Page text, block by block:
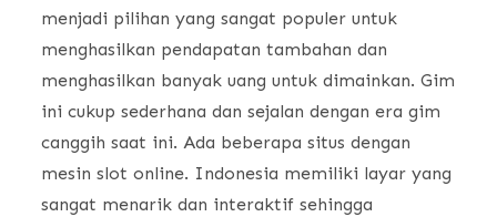
menjadi pilihan yang sangat populer untuk
menghasilkan pendapatan tambahan dan
menghasilkan banyak uang untuk dimainkan. Gim
ini cukup sederhana dan sejalan dengan era gim
canggih saat ini. Ada beberapa situs dengan
mesin slot online. Indonesia memiliki layar yang
sangat menarik dan interaktif sehingga